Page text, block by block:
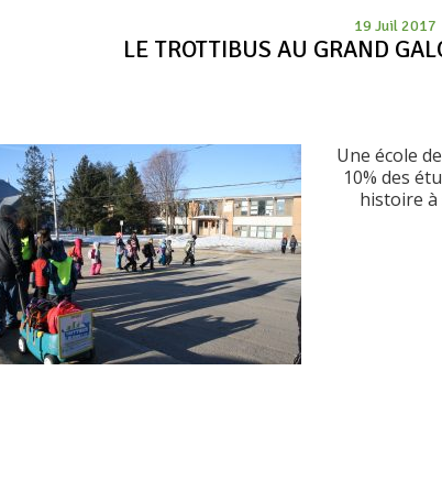
19 Juil 2017
LE TROTTIBUS AU GRAND
Une école
10% des
histoire à